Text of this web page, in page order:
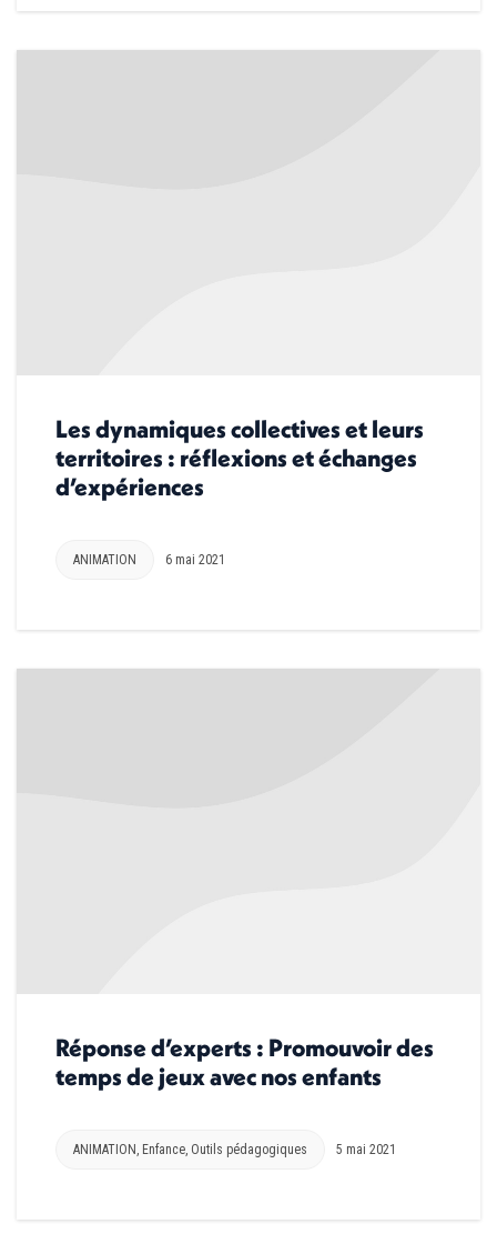
Les dynamiques collectives et leurs
territoires : réflexions et échanges
d’expériences
ANIMATION 6 mai 2021
Réponse d’experts : Promouvoir des
temps de jeux avec nos enfants
ANIMATION Enfance Outils pédagogiques 5 mai 2021